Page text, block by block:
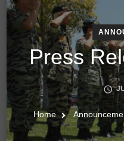
Press
Home